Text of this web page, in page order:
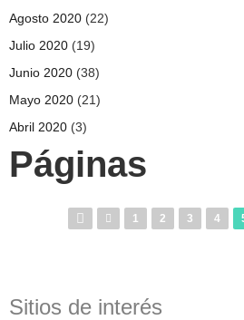
Agosto 2020 (22)
Julio 2020 (19)
Junio 2020 (38)
Mayo 2020 (21)
Abril 2020 (3)
Páginas
1 2 3 4
Sitios de interés